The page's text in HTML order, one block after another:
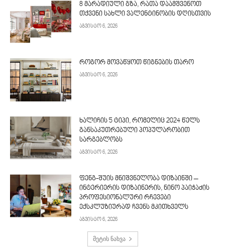
8 მარადიული გზა, რათა დაამშვენოთ
თქვენი სახლი ვალენტინობის დღისთვის
აგვისტო 6, 2026
როგორ მოვაწყოთ წიგნების თარო
აგვისტო 6, 2026
ხალიჩის 5 ტიპი, რომელიც 2024 წელს
განსაკუთრებული პოპულარობით
სარგებლობს
აგვისტო 6, 2026
ფენგ-შუის მნიშვნელობა დიზაინში –
ინტერიერის დიზაინერის, ნინო პაიჭაძის
პროფესიონალური რჩევები
ექსკლუზიურად ჩვენს მკითხველს
აგვისტო 6, 2026
მეტის ნახვა